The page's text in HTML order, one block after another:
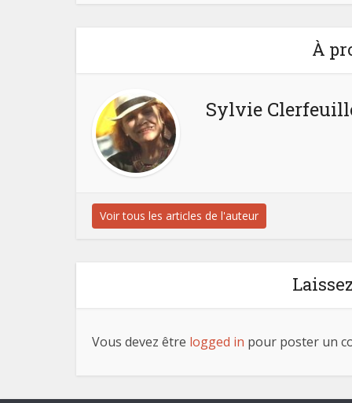
À
Sylvie
Voir tous les articles de l'auteur
Vous devez être logged in pour poster un